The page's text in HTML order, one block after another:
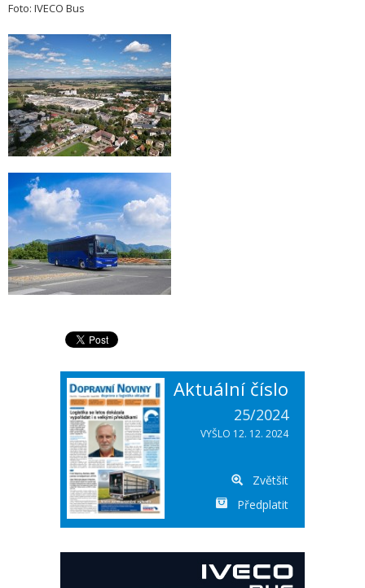
Foto: IVECO Bus
Aktuální číslo
25/2024
VYŠLO 12. 12. 2024
Zvětšit
Předplatit